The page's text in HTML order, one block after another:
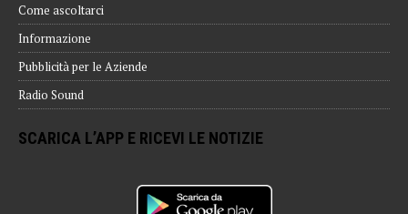
Come ascoltarci
Informazione
Pubblicità per le Aziende
Radio Sound
SCARICA L’APP E RICEVI LE NOTIZIE